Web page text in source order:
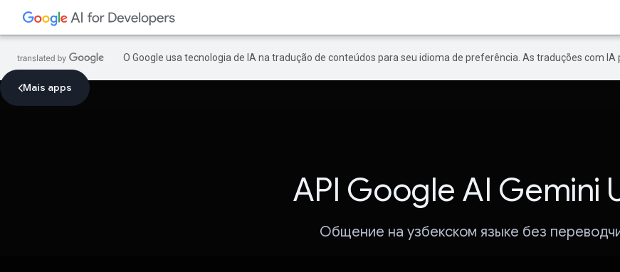
O Google usa tecnologia de IA na tradução de conteúdos para seu idioma de preferência. As traduções com IA
Mais apps
API Google AI Gemini
Общение на узбекском языке без